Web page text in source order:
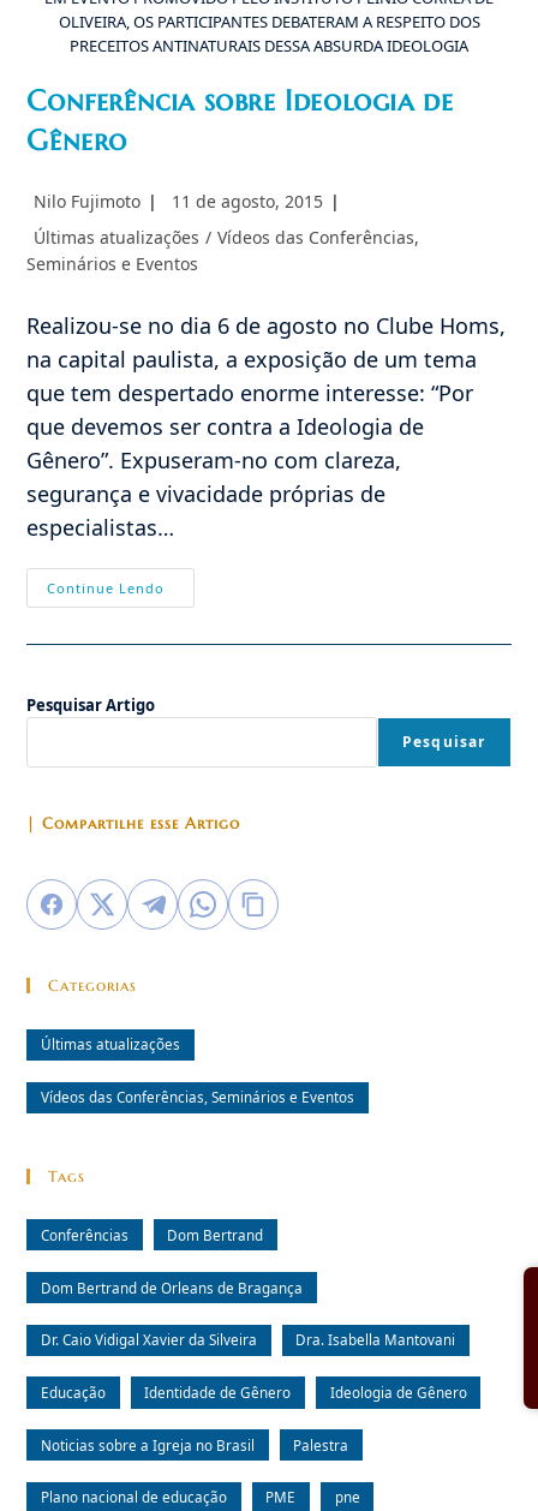
OLIVEIRA, OS PARTICIPANTES DEBATERAM A RESPEITO DOS
PRECEITOS ANTINATURAIS DESSA ABSURDA IDEOLOGIA
Conferência sobre Ideologia de
Gênero
Autor
do
post:
Nilo Fujimoto
Post
11 de agosto, 2015
Categoria
do
Últimas atualizações / Vídeos das Conferências,
Seminários e Eventos
Realizou-se no dia 6 de agosto no Clube Homs,
na capital paulista, a exposição de um tema
que tem despertado enorme interesse: “Por
que devemos ser contra a Ideologia de
Gênero”. Expuseram-no com clareza,
segurança e vivacidade próprias de
especialistas…
Continue Lendo
Sobre
De
Pesquisar Artigo
Pesquisar
| Compartilhe esse Artigo
Categorias
Últimas atualizações
Vídeos das Conferências, Seminários e Eventos
Tags
Conferências Dom Bertrand
Dom Bertrand de Orleans de Bragança
Dr. Caio Vidigal Xavier da Silveira Dra. Isabella Mantovani
Educação Identidade de Gênero Ideologia de Gênero
Noticias sobre a Igreja no Brasil Palestra
Plano nacional de educação PME pne